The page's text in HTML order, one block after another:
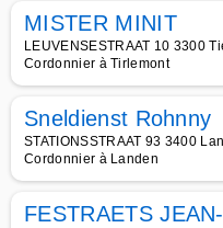
MISTER MINIT
LEUVENSESTRAAT 10 3300
Cordonnier à Tirlemont
Sneldienst Rohnny
STATIONSSTRAAT 93 3400
Cordonnier à Landen
FESTRAETS